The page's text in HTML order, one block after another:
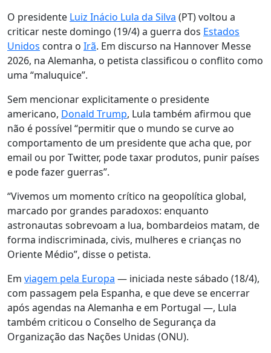
O presidente Luiz Inácio Lula da Silva (PT) voltou a
criticar neste domingo (19/4) a guerra dos Estados
Unidos contra o Irã. Em discurso na Hannover Messe
2026, na Alemanha, o petista classificou o conflito como
uma “maluquice”.
Sem mencionar explicitamente o presidente
americano, Donald Trump, Lula também afirmou que
não é possível “permitir que o mundo se curve ao
comportamento de um presidente que acha que, por
email ou por Twitter, pode taxar produtos, punir países
e pode fazer guerras”.
“Vivemos um momento crítico na geopolítica global,
marcado por grandes paradoxos: enquanto
astronautas sobrevoam a lua, bombardeios matam, de
forma indiscriminada, civis, mulheres e crianças no
Oriente Médio”, disse o petista.
Em viagem pela Europa — iniciada neste sábado (18/4),
com passagem pela Espanha, e que deve se encerrar
após agendas na Alemanha e em Portugal —, Lula
também criticou o Conselho de Segurança da
Organização das Nações Unidas (ONU).